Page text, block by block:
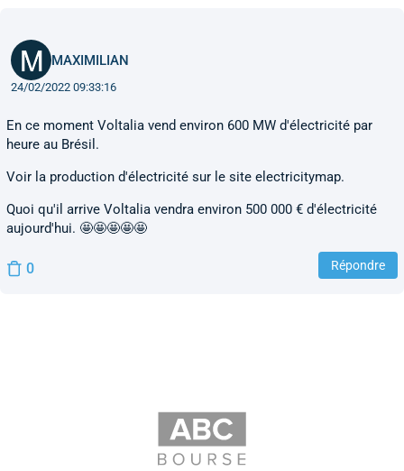
MAXIMILIAN
24/02/2022 09:33:16
En ce moment Voltalia vend environ 600 MW d'électricité par
heure au Brésil.
Voir la production d'électricité sur le site electricitymap.
Quoi qu'il arrive Voltalia vendra environ 500 000 € d'électricité
aujourd'hui. 🤩🤩🤩🤩🤩
0 Répondre